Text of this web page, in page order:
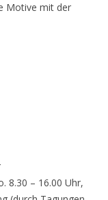
Motive mit der
8.30 – 16.00 Uhr,